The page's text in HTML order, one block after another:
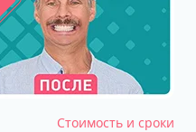
Стоимость и сроки